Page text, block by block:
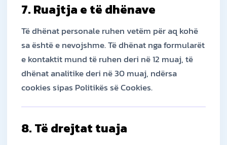
7. Ruajtja e të dhënave
Të dhënat personale ruhen vetëm për aq kohë
sa është e nevojshme. Të dhënat nga formularët
e kontaktit mund të ruhen deri në 12 muaj, të
dhënat analitike deri në 30 muaj, ndërsa
cookies sipas Politikës së Cookies.
8. Të drejtat tuaja